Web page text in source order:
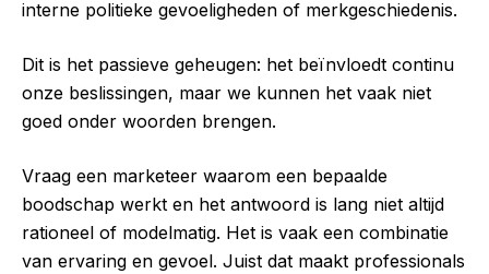
interne politieke gevoeligheden of merkgeschiedenis.
Dit is het passieve geheugen: het beïnvloedt continu
onze beslissingen, maar we kunnen het vaak niet
goed onder woorden brengen.
Vraag een marketeer waarom een bepaalde
boodschap werkt en het antwoord is lang niet altijd
rationeel of modelmatig. Het is vaak een combinatie
van ervaring en gevoel. Juist dat maakt professionals